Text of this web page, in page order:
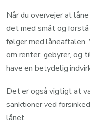
Når du overvejer at
det med småt og
følger med låneaftalen.
om renter, gebyrer, og
have en betydelig
Det er også vigtigt at
sanktioner ved
lånet.